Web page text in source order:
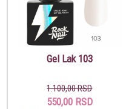
Gel Lak 103
1.100,00 RSD
550,00 RSD